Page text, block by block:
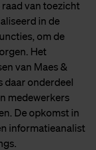
raad van toezicht
in de
om de
Het
van Maes &
daar onderdeel
medewerkers
De opkomst in
informatieanalist